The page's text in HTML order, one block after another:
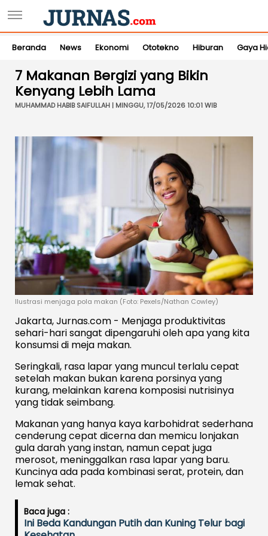
Beranda News Ekonomi Ototekno Hiburan Gaya
7 Makanan Bergizi yang Bikin
Kenyang Lebih Lama
MUHAMMAD HABIB SAIFULLAH | MINGGU, 17/05/2026 10:01 WIB
Ilustrasi menjaga pola makan (Foto: Pexels/Nathan Cowley)
Jakarta, Jurnas.com - Menjaga produktivitas
sehari-hari sangat dipengaruhi oleh apa yang kita
konsumsi di meja makan.
Seringkali, rasa lapar yang muncul terlalu cepat
setelah makan bukan karena porsinya yang
kurang, melainkan karena komposisi nutrisinya
yang tidak seimbang.
Makanan yang hanya kaya karbohidrat sederhana
cenderung cepat dicerna dan memicu lonjakan
gula darah yang instan, namun cepat juga
merosot, meninggalkan rasa lapar yang baru.
Kuncinya ada pada kombinasi serat, protein, dan
lemak sehat.
Baca juga :
Ini Beda Kandungan Putih dan Kuning Telur bagi